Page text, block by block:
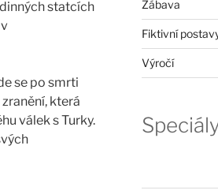
statcích
se po smrti
která
válek s Turky.
Zábava
Fiktivní
Výročí